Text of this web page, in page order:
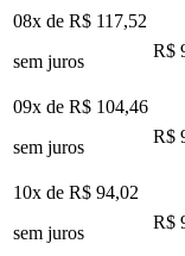
08x de R$ 117,52
sem juros
R$
09x de R$ 104,46
sem juros
R$
10x de R$ 94,02
sem juros
R$